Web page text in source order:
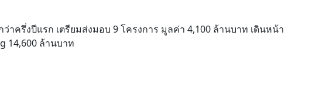
าครึ่งปีแรก เตรียมส่งมอบ 9 โครงการ มูลค่า 4,100 ล้านบาท เดินหน้า
14,600 ล้านบาท